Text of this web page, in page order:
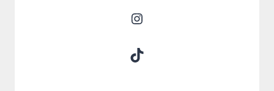
Instagram
TikTok